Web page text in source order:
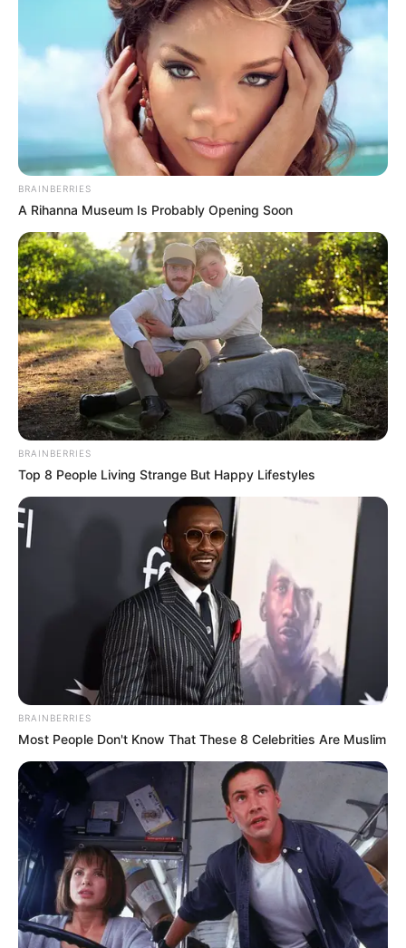
BRAINBERRIES
A Rihanna Museum Is Probably Opening Soon
BRAINBERRIES
Top 8 People Living Strange But Happy Lifestyles
BRAINBERRIES
Most People Don't Know That These 8 Celebrities Are Muslim